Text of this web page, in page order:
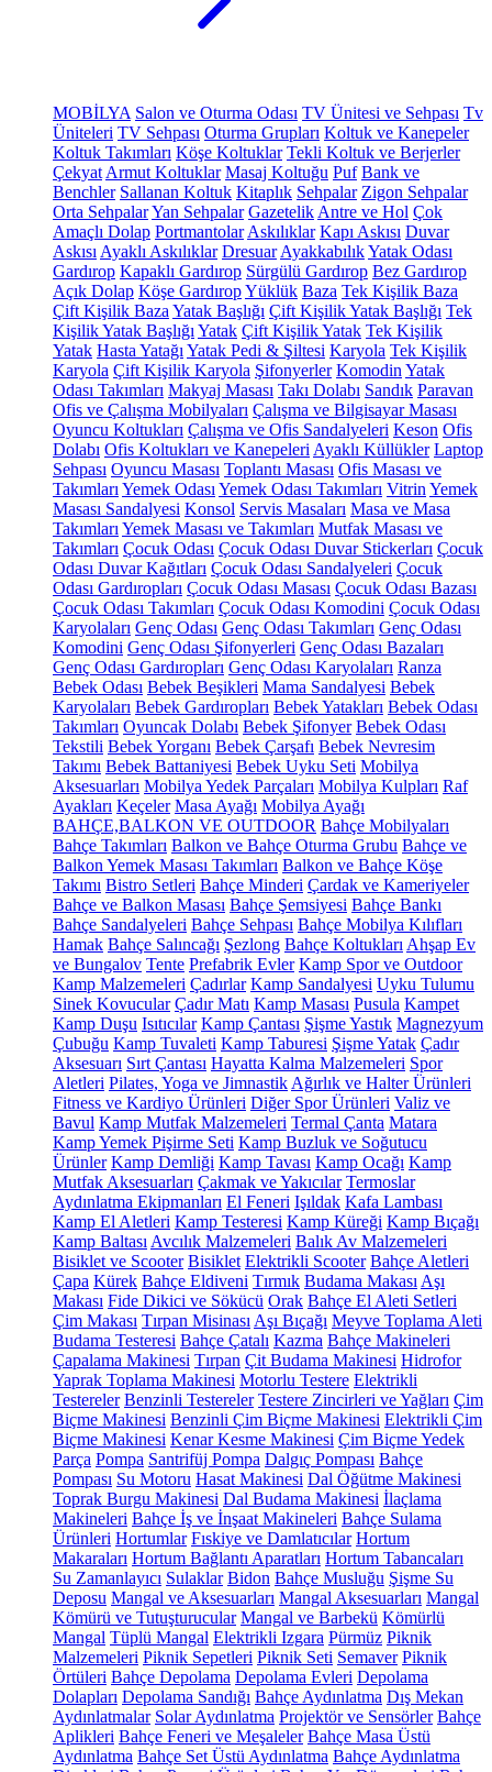
MOBİLYA Salon ve Oturma Odası TV Ünitesi ve Sehpası Tv
Üniteleri TV Sehpası Oturma Grupları Koltuk ve Kanepeler
Koltuk Takımları Köşe Koltuklar Tekli Koltuk ve Berjerler
Çekyat Armut Koltuklar Masaj Koltuğu Puf Bank ve
Benchler Sallanan Koltuk Kitaplık Sehpalar Zigon Sehpalar
Orta SehpalarYan Sehpalar Gazetelik Antre ve Hol Çok
Amaçlı Dolap Portmantolar Askılıklar Kapı Askısı Duvar
Askısı Ayaklı Askılıklar Dresuar AyakkabılıkYatak Odası
Gardırop Kapaklı Gardırop Sürgülü Gardırop Bez Gardırop
Açık Dolap Köşe GardıropYüklük Baza Tek Kişilik Baza
Çift Kişilik Baza Yatak Başlığı Çift Kişilik Yatak Başlığı Tek
Kişilik Yatak Başlığı Yatak Çift Kişilik Yatak Tek Kişilik
Yatak Hasta Yatağı Yatak Pedi & Şiltesi Karyola Tek Kişilik
Karyola Çift Kişilik Karyola Şifonyerler Komodin Yatak
Odası Takımları Makyaj Masası Takı Dolabı Sandık Paravan
Ofis ve Çalışma Mobilyaları Çalışma ve Bilgisayar Masası
Oyuncu Koltukları Çalışma ve Ofis Sandalyeleri Keson Ofis
Dolabı Ofis Koltukları ve Kanepeleri Ayaklı Küllükler Laptop
Sehpası Oyuncu Masası Toplantı Masası Ofis Masası ve
Takımları Yemek Odası Yemek Odası Takımları Vitrin Yemek
Masası Sandalyesi Konsol Servis Masaları Masa ve Masa
Takımları Yemek Masası ve Takımları Mutfak Masası ve
Takımları Çocuk Odası Çocuk Odası Duvar Stickerları Çocuk
Odası Duvar Kağıtları Çocuk Odası Sandalyeleri Çocuk
Odası Gardıropları Çocuk Odası Masası Çocuk Odası Bazası
Çocuk Odası Takımları Çocuk Odası Komodini Çocuk Odası
Karyolaları Genç Odası Genç Odası Takımları Genç Odası
Komodini Genç Odası Şifonyerleri Genç Odası Bazaları
Genç Odası Gardıropları Genç Odası Karyolaları Ranza
Bebek Odası Bebek Beşikleri Mama Sandalyesi Bebek
Karyolaları Bebek Gardıropları Bebek Yatakları Bebek Odası
Takımları Oyuncak Dolabı Bebek Şifonyer Bebek Odası
Tekstili Bebek Yorganı Bebek Çarşafı Bebek Nevresim
Takımı Bebek Battaniyesi Bebek Uyku Seti Mobilya
Aksesuarları Mobilya Yedek Parçaları Mobilya Kulpları Raf
Ayakları Keçeler Masa Ayağı Mobilya Ayağı
BAHÇE,BALKON VE OUTDOOR Bahçe Mobilyaları
Bahçe Takımları Balkon ve Bahçe Oturma Grubu Bahçe ve
Balkon Yemek Masası Takımları Balkon ve Bahçe Köşe
Takımı Bistro Setleri Bahçe Minderi Çardak ve Kameriyeler
Bahçe ve Balkon Masası Bahçe Şemsiyesi Bahçe Bankı
Bahçe Sandalyeleri Bahçe Sehpası Bahçe Mobilya Kılıfları
Hamak Bahçe Salıncağı Şezlong Bahçe Koltukları Ahşap Ev
ve Bungalov Tente Prefabrik Evler Kamp Spor ve Outdoor
Kamp Malzemeleri Çadırlar Kamp Sandalyesi Uyku Tulumu
Sinek Kovucular Çadır Matı Kamp Masası Pusula Kampet
Kamp Duşu Isıtıcılar Kamp Çantası Şişme Yastık Magnezyum
Çubuğu Kamp Tuvaleti Kamp Taburesi Şişme Yatak Çadır
Aksesuarı Sırt Çantası Hayatta Kalma Malzemeleri Spor
Aletleri Pilates, Yoga ve Jimnastik Ağırlık ve Halter Ürünleri
Fitness ve Kardiyo Ürünleri Diğer Spor Ürünleri Valiz ve
Bavul Kamp Mutfak Malzemeleri Termal Çanta Matara
Kamp Yemek Pişirme Seti Kamp Buzluk ve Soğutucu
Ürünler Kamp Demliği Kamp Tavası Kamp Ocağı Kamp
Mutfak Aksesuarları Çakmak ve Yakıcılar Termoslar
Aydınlatma Ekipmanları El Feneri Işıldak Kafa Lambası
Kamp El Aletleri Kamp Testeresi Kamp Küreği Kamp Bıçağı
Kamp Baltası Avcılık Malzemeleri Balık Av Malzemeleri
Bisiklet ve Scooter Bisiklet Elektrikli Scooter Bahçe Aletleri
Çapa Kürek Bahçe Eldiveni Tırmık Budama Makası Aşı
Makası Fide Dikici ve Sökücü Orak Bahçe El Aleti Setleri
Çim Makası Tırpan Misinası Aşı Bıçağı Meyve Toplama Aleti
Budama Testeresi Bahçe Çatalı Kazma Bahçe Makineleri
Çapalama Makinesi Tırpan Çit Budama Makinesi Hidrofor
Yaprak Toplama Makinesi Motorlu Testere Elektrikli
Testereler Benzinli Testereler Testere Zincirleri ve Yağları Çim
Biçme Makinesi Benzinli Çim Biçme Makinesi Elektrikli Çim
Biçme Makinesi Kenar Kesme Makinesi Çim Biçme Yedek
Parça Pompa Santrifüj Pompa Dalgıç Pompası Bahçe
Pompası Su Motoru Hasat Makinesi Dal Öğütme Makinesi
Toprak Burgu Makinesi Dal Budama Makinesi İlaçlama
Makineleri Bahçe İş ve İnşaat Makineleri Bahçe Sulama
Ürünleri Hortumlar Fıskiye ve Damlatıcılar Hortum
Makaraları Hortum Bağlantı Aparatları Hortum Tabancaları
Su Zamanlayıcı Sulaklar Bidon Bahçe Musluğu Şişme Su
Deposu Mangal ve Aksesuarları Mangal Aksesuarları Mangal
Kömürü ve Tutuşturucular Mangal ve Barbekü Kömürlü
Mangal Tüplü Mangal Elektrikli Izgara Pürmüz Piknik
Malzemeleri Piknik Sepetleri Piknik Seti Semaver Piknik
Örtüleri Bahçe Depolama Depolama Evleri Depolama
Dolapları Depolama Sandığı Bahçe Aydınlatma Dış Mekan
Aydınlatmalar Solar Aydınlatma Projektör ve Sensörler Bahçe
Aplikleri Bahçe Feneri ve Meşaleler Bahçe Masa Üstü
Aydınlatma Bahçe Set Üstü Aydınlatma Bahçe Aydınlatma